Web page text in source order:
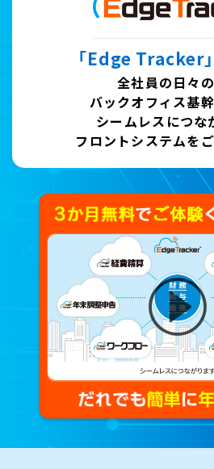
「Edge Tracker」
全社員の日々
バックオフィス基
シームレスにつな
フロントシステムを